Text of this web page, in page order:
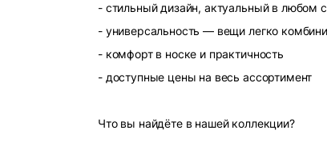
- стильный дизайн, актуальный в любом
- универсальность — вещи легко
- комфорт в носке и практичность
- доступные цены на весь ассортимент
Что вы найдёте в нашей коллекции?